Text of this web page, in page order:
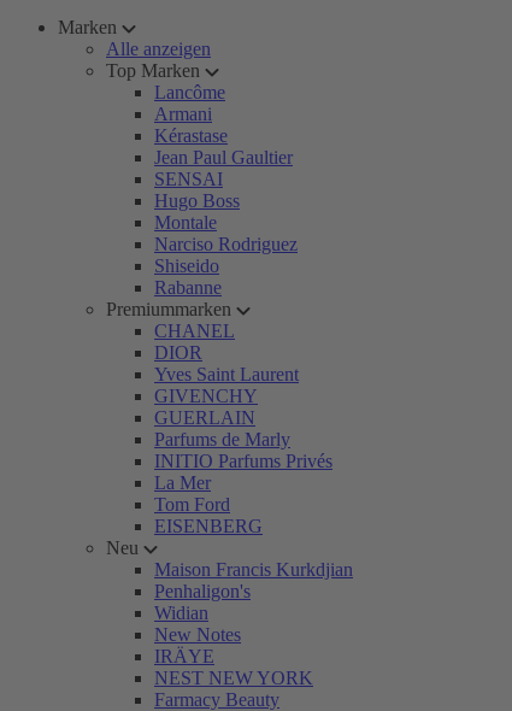
Marken
Alle anzeigen
Top Marken
Lancôme
Armani
Kérastase
Jean Paul Gaultier
SENSAI
Hugo Boss
Montale
Narciso Rodriguez
Shiseido
Rabanne
Premiummarken
CHANEL
DIOR
Yves Saint Laurent
GIVENCHY
GUERLAIN
Parfums de Marly
INITIO Parfums Privés
La Mer
Tom Ford
EISENBERG
Neu
Maison Francis Kurkdjian
Penhaligon's
Widian
New Notes
IRÄYE
NEST NEW YORK
Farmacy Beauty